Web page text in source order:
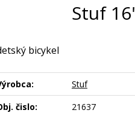
Stuf
bicykel
Stuf
čislo:
21637